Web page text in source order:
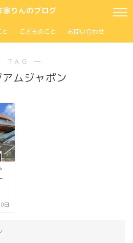
家りんのブログ
と こどものこと お問い合わせ
TAG ―
ムジャポン
日